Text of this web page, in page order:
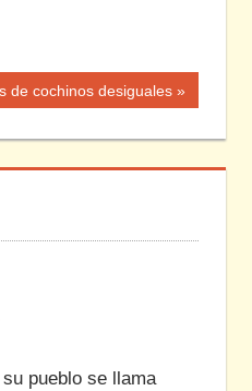
de cochinos desiguales
pueblo se llama